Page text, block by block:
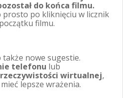
do końca filmu.
po kliknięciu w licznik
filmu.
nowe sugestie.
telefonu lub
wirtualnej,
lepsze wrażenia.